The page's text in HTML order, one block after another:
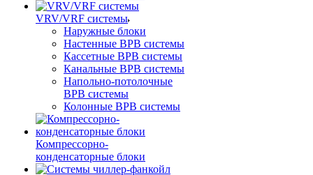
VRV/VRF системы
Наружные блоки
Настенные ВРВ системы
Кассетные ВРВ системы
Канальные ВРВ системы
Напольно-потолочные
ВРВ системы
Колонные ВРВ системы
Компрессорно-
конденсаторные блоки